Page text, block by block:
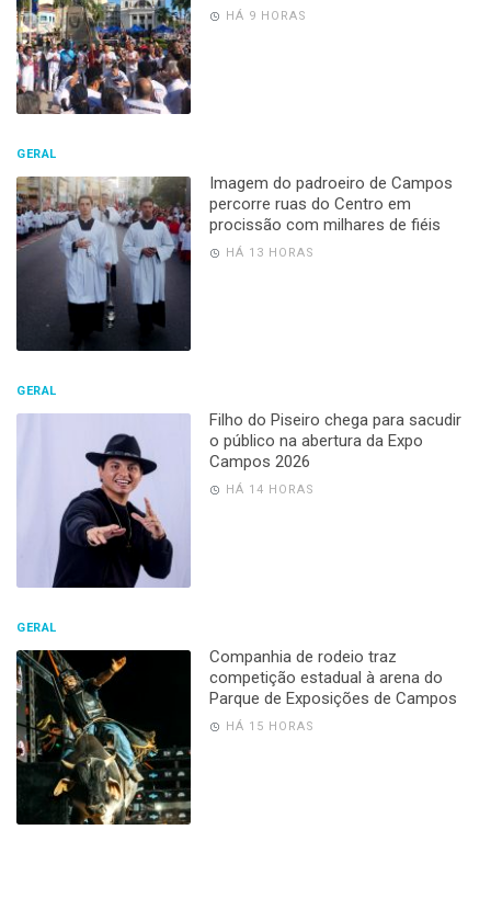
HÁ 9 HORAS
GERAL
Imagem do padroeiro de Campos
percorre ruas do Centro em
procissão com milhares de fiéis
HÁ 13 HORAS
GERAL
Filho do Piseiro chega para sacudir
o público na abertura da Expo
Campos 2026
HÁ 14 HORAS
GERAL
Companhia de rodeio traz
competição estadual à arena do
Parque de Exposições de Campos
HÁ 15 HORAS